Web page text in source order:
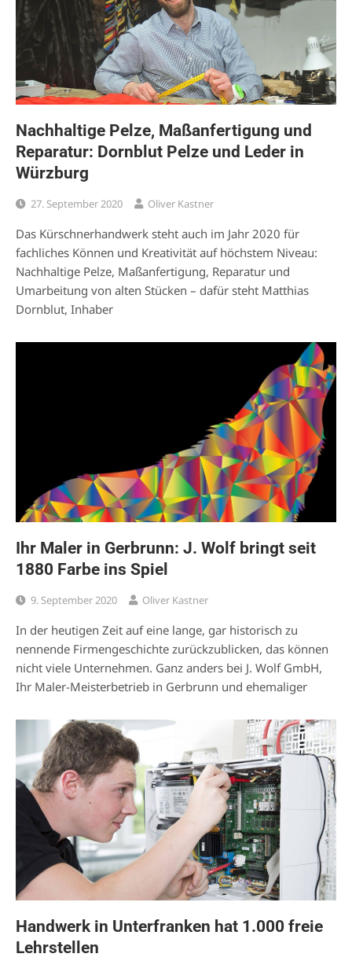
Nachhaltige Pelze, Maßanfertigung und
Reparatur: Dornblut Pelze und Leder in
Würzburg
27. September 2020 Oliver Kastner
Das Kürschnerhandwerk steht auch im Jahr 2020 für
fachliches Können und Kreativität auf höchstem Niveau:
Nachhaltige Pelze, Maßanfertigung, Reparatur und
Umarbeitung von alten Stücken – dafür steht Matthias
Dornblut, Inhaber
Ihr Maler in Gerbrunn: J. Wolf bringt seit
1880 Farbe ins Spiel
9. September 2020 Oliver Kastner
In der heutigen Zeit auf eine lange, gar historisch zu
nennende Firmengeschichte zurückzublicken, das können
nicht viele Unternehmen. Ganz anders bei J. Wolf GmbH,
Ihr Maler-Meisterbetrieb in Gerbrunn und ehemaliger
Handwerk in Unterfranken hat 1.000 freie
Lehrstellen